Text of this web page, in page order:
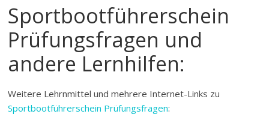
Sportbootführerschein
Prüfungsfragen und
andere Lernhilfen:
Weitere Lehrnmittel und mehrere Internet-Links zu
Sportbootführerschein Prüfungsfragen: